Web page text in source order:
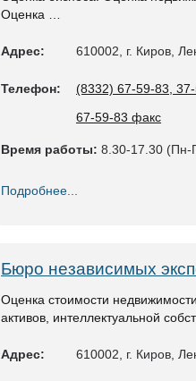
Оценка …
Адрес: 610002, г. Киров,
Телефон:
(8332) 67-59-83,
67-59-83 факс
Время работы: 8.30-17.30 (Пн-
Подробнее...
Бюро независимых
Оценка стоимости
активов, интеллектуальной
Адрес: 610002, г. Киров,